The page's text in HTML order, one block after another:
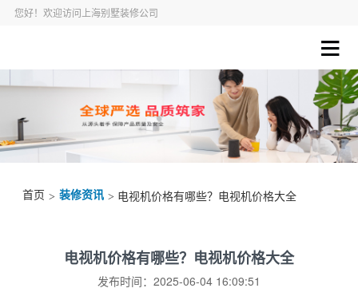
您好！欢迎访问上海别墅装修公司
首页 > 装修资讯 > 电视机价格有哪些？电视机价格大全
电视机价格有哪些？电视机价格大全
发布时间：2025-06-04 16:09:51